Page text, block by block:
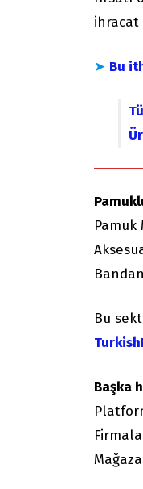
➤ Bu
Pamuk
Bu
Başka